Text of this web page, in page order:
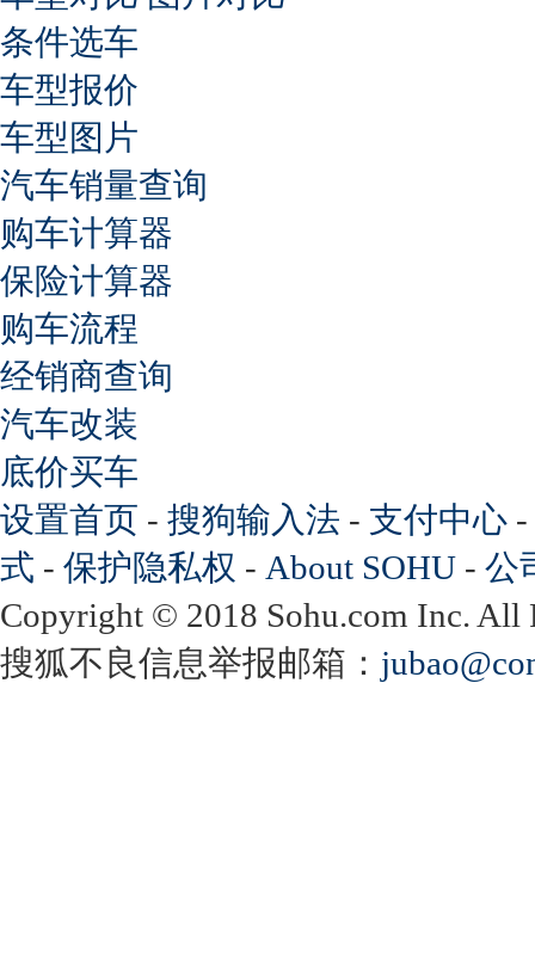
条件选车
车型报价
车型图片
汽车销量查询
购车计算器
保险计算器
购车流程
经销商查询
汽车改装
底价买车
设置首页 - 搜狗输入法 - 支付中心 -
式 - 保护隐私权 - About SOHU - 公
Copyright © 2018 Sohu.com Inc.
搜狐不良信息举报邮箱：